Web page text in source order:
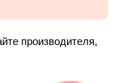
производителя,